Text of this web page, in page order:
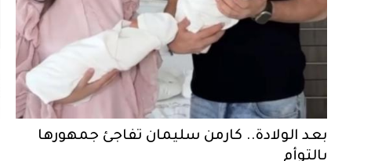
بعد الولادة.. كارمن سليمان تفاجئ جمهورها
بالتوأم